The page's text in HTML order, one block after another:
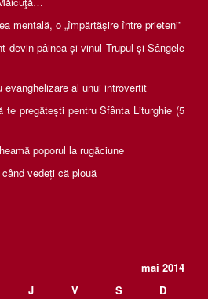
mentală, o „împărtăşire între prieteni”
devin pâinea și vinul Trupul și Sângele
evanghelizare al unui introvertit
te pregătești pentru Sfânta Liturghie (5
poporul la rugăciune
vedeți că plouă
mai 2014
J V S
D